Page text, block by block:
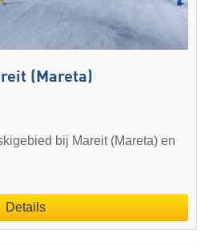
(Mareta)
bij Mareit (Mareta) en
Details